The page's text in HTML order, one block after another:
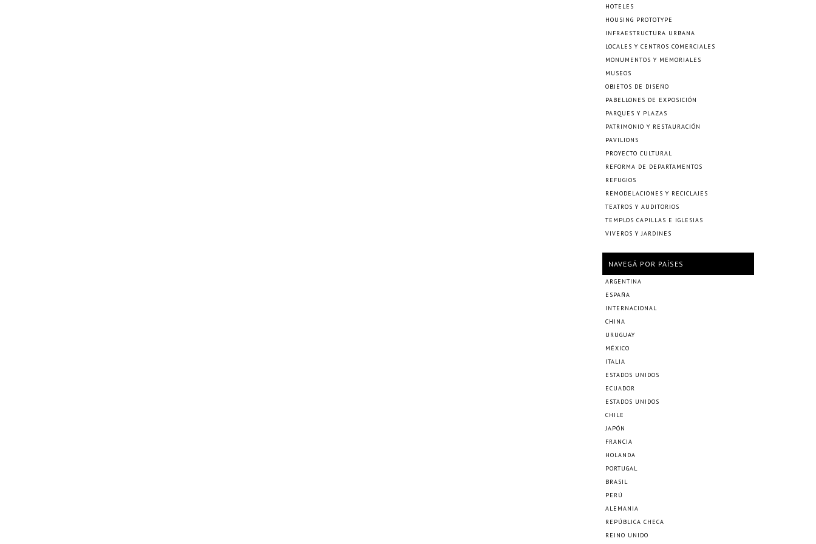
HOTELES
HOUSING PROTOTYPE
INFRAESTRUCTURA URBANA
LOCALES Y CENTROS COMERCIALES
MONUMENTOS Y MEMORIALES
MUSEOS
OBJETOS DE DISEÑO
PABELLONES DE EXPOSICIÓN
PARQUES Y PLAZAS
PATRIMONIO Y RESTAURACIÓN
PAVILIONS
PROYECTO CULTURAL
REFORMA DE DEPARTAMENTOS
REFUGIOS
REMODELACIONES Y RECICLAJES
TEATROS Y AUDITORIOS
TEMPLOS CAPILLAS E IGLESIAS
VIVEROS Y JARDINES
NAVEGÁ POR PAÍSES
ARGENTINA
ESPAÑA
INTERNACIONAL
CHINA
URUGUAY
MÉXICO
ITALIA
ESTADOS UNIDOS
ECUADOR
ESTADOS UNIDOS
CHILE
JAPÓN
FRANCIA
HOLANDA
PORTUGAL
BRASIL
PERÚ
ALEMANIA
REPÚBLICA CHECA
REINO UNIDO